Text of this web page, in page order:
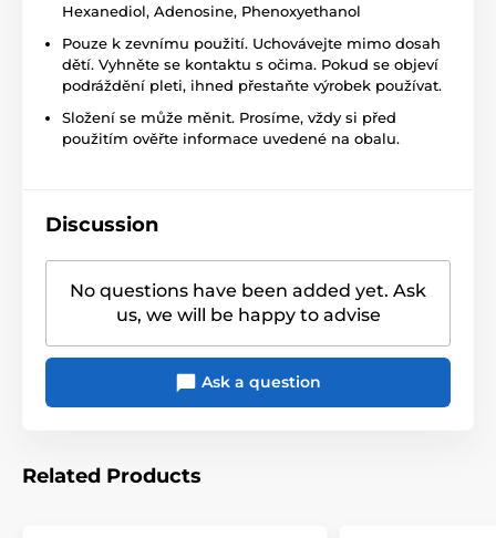
Hexanediol, Adenosine, Phenoxyethanol
Pouze k zevnímu použití. Uchovávejte mimo dosah
dětí. Vyhněte se kontaktu s očima. Pokud se objeví
podráždění pleti, ihned přestaňte výrobek používat.
Složení se může měnit. Prosíme, vždy si před
použitím ověřte informace uvedené na obalu.
Discussion
No questions have been added yet. Ask
us, we will be happy to advise
Ask a question
Related Products